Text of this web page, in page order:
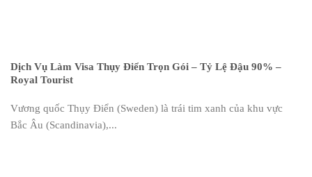
Dịch Vụ Làm Visa Thụy Điển Trọn Gói – Tỷ Lệ Đậu 90% –
Royal Tourist
Vương quốc Thụy Điển (Sweden) là trái tim xanh của khu vực
Bắc Âu (Scandinavia),...